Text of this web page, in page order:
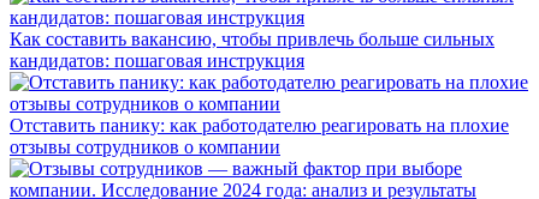
Как составить вакансию, чтобы привлечь больше сильных
кандидатов: пошаговая инструкция
Отставить панику: как работодателю реагировать на плохие
отзывы сотрудников о компании